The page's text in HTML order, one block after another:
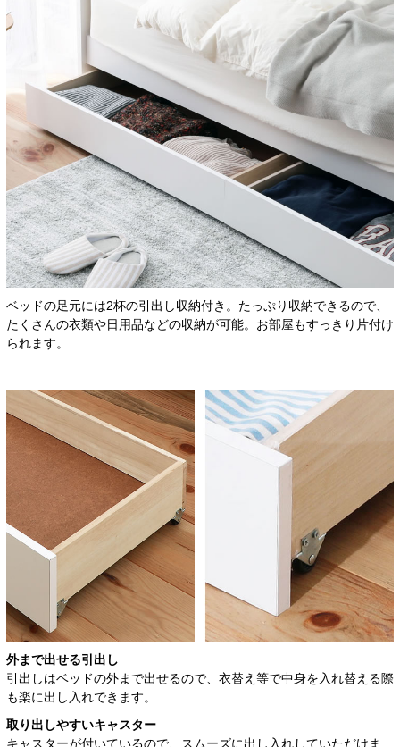
ベッドの足元には2杯の引出し収納付き。たっぷり収納できるので、
たくさんの衣類や日用品などの収納が可能。お部屋もすっきり片付け
られます。
外まで出せる引出し
引出しはベッドの外まで出せるので、衣替え等で中身を入れ替える際
も楽に出し入れできます。
取り出しやすいキャスター
キャスターが付いているので、スムーズに出し入れしていただけま